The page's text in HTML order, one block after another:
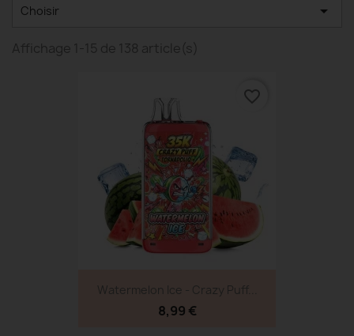
Choisir 
Affichage 1-15 de 138 article(s)
Watermelon Ice - Crazy Puff...
8,99 €
favorite_border